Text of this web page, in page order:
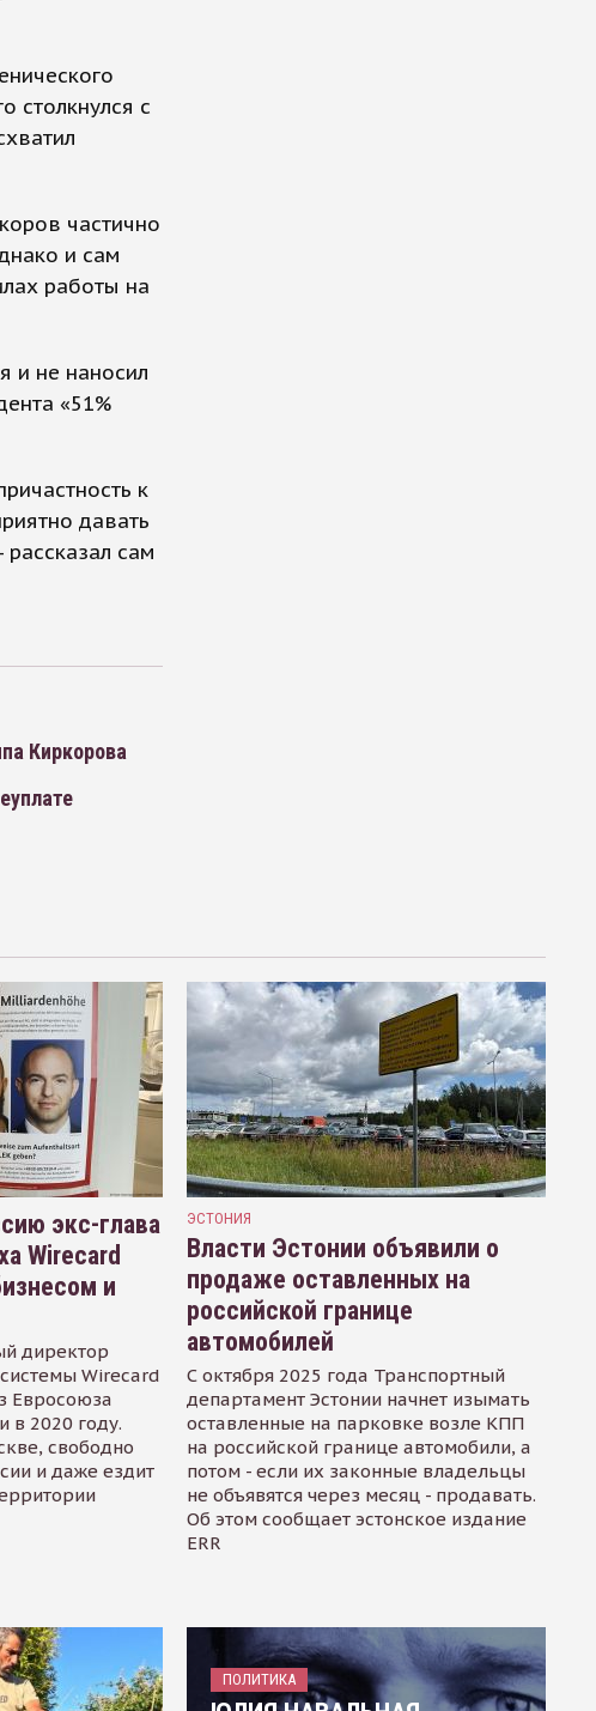
столкнулся с
частично
и сам
работы на
и не наносил
«51%
к
давать
сам
Киркорова
экс-глава
Wirecard
и
директор
Wirecard
Евросоюза
в 2020 году.
свободно
и даже ездит
ЭСТОНИЯ
Власти Эстонии объявили о
продаже оставленных на
российской границе
автомобилей
С октября 2025 года Транспортный
департамент Эстонии начнет изымать
оставленные на парковке возле КПП
на российской границе автомобили, а
потом - если их законные владельцы
не объявятся через месяц - продавать.
Об этом сообщает эстонское издание
ERR
ПОЛИТИКА